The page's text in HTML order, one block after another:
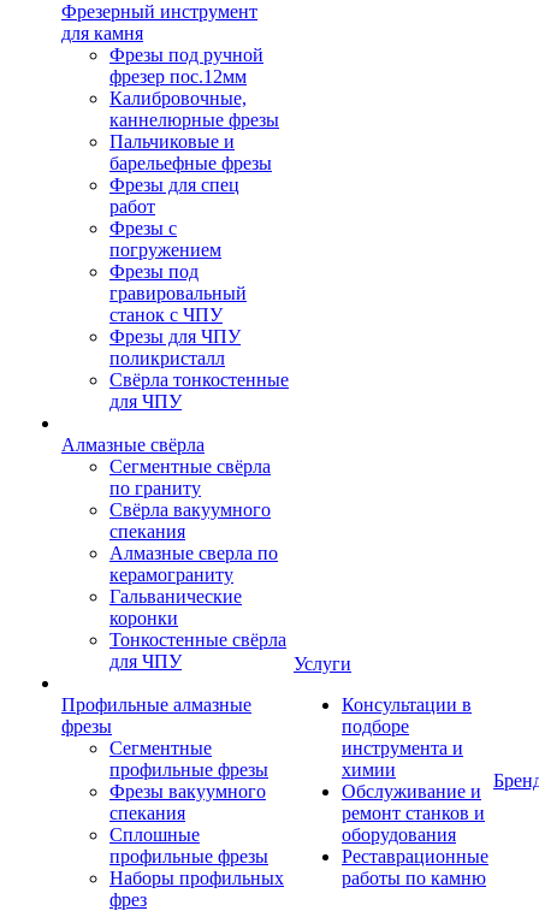
Фрезерный инструмент
для камня
Фрезы под ручной
фрезер пос.12мм
Калибровочные,
каннелюрные фрезы
Пальчиковые и
барельефные фрезы
Фрезы для спец
работ
Фрезы с
погружением
Фрезы под
гравировальный
станок с ЧПУ
Фрезы для ЧПУ
поликристалл
Свёрла тонкостенные
для ЧПУ
Алмазные свёрла
Сегментные свёрла
по граниту
Свёрла вакуумного
спекания
Алмазные сверла по
керамограниту
Гальванические
коронки
Тонкостенные свёрла
для ЧПУ
Профильные алмазные
фрезы
Сегментные
профильные фрезы
Фрезы вакуумного
спекания
Сплошные
профильные фрезы
Наборы профильных
фрез
Услуги
Консультации в
подборе
инструмента и
химии
Обслуживание и
ремонт станков и
оборудования
Реставрационные
работы по камню